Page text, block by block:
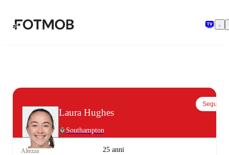
Laura Hughes
Southampton
Segui
Altezza 25 anni